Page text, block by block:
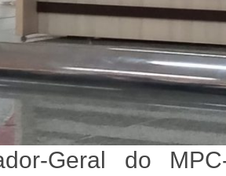
Geral do